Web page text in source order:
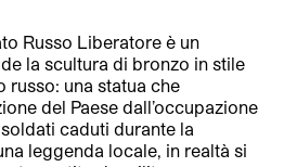
Russo Liberatore è un
la scultura di bronzo in stile
russo: una statua che
del Paese dall’occupazione
caduti durante la
leggenda locale, in realtà si